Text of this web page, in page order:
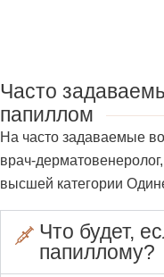
Часто
папиллом
На часто задаваемые
врач-
высшей категории
Что будет,
папиллому?